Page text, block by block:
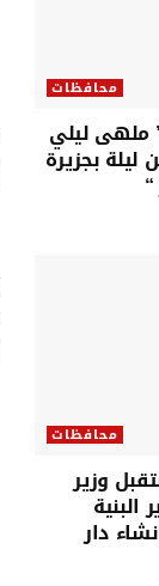
محافظات
ملهى ليلي
ليلة بجزيرة
محافظات
وزير
البنية
دار